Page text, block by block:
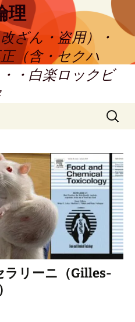
理
ざん・盗用）・
（含・セクハ
・白楽ロックビ
検
索:
ラリーニ（Gilles-